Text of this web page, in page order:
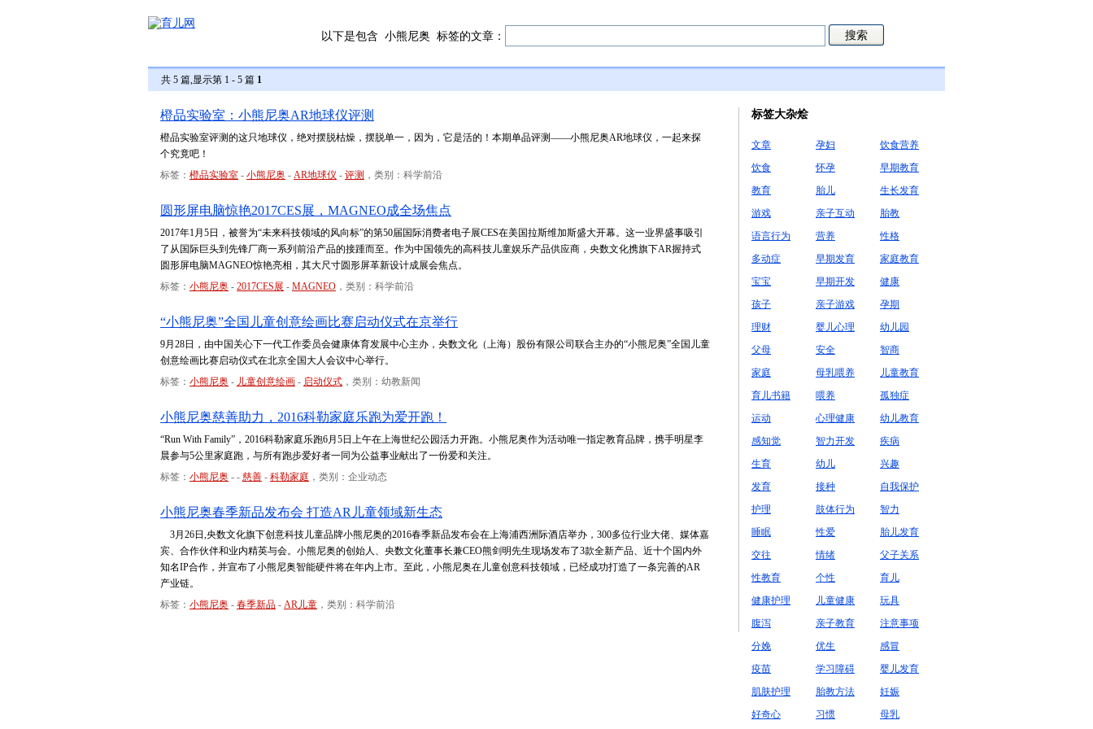
以下是包含 小熊尼奥 标签的文章：
共 5 篇,显示第 1 - 5 篇 1
橙品实验室：小熊尼奥AR地球仪评测
橙品实验室评测的这只地球仪，绝对摆脱枯燥，摆脱单一，因为，它是活的！本期单品评测——小熊尼奥AR地球仪，一起来探
个究竟吧！
标签： 橙品实验室 - 小熊尼奥 - AR地球仪 - 评测 ，类别：科学前沿
圆形屏电脑惊艳2017CES展，MAGNEO成全场焦点
2017年1月5日，被誉为“未来科技领域的风向标”的第50届国际消费者电子展CES在美国拉斯维加斯盛大开幕。这一业界盛事吸引
了从国际巨头到先锋厂商一系列前沿产品的接踵而至。作为中国领先的高科技儿童娱乐产品供应商，央数文化携旗下AR握持式
圆形屏电脑MAGNEO惊艳亮相，其大尺寸圆形屏革新设计成展会焦点。
标签： 小熊尼奥 - 2017CES展 - MAGNEO ，类别：科学前沿
“小熊尼奥”全国儿童创意绘画比赛启动仪式在京举行
9月28日，由中国关心下一代工作委员会健康体育发展中心主办，央数文化（上海）股份有限公司联合主办的“小熊尼奥”全国儿童
创意绘画比赛启动仪式在北京全国大人会议中心举行。
标签： 小熊尼奥 - 儿童创意绘画 - 启动仪式 ，类别：幼教新闻
小熊尼奥慈善助力，2016科勒家庭乐跑为爱开跑！
“Run With Family”，2016科勒家庭乐跑6月5日上午在上海世纪公园活力开跑。小熊尼奥作为活动唯一指定教育品牌，携手明星李
晨参与5公里家庭跑，与所有跑步爱好者一同为公益事业献出了一份爱和关注。
标签： 小熊尼奥 - - 慈善 - 科勒家庭 ，类别：企业动态
小熊尼奥春季新品发布会 打造AR儿童领域新生态
3月26日,央数文化旗下创意科技儿童品牌小熊尼奥的2016春季新品发布会在上海浦西洲际酒店举办，300多位行业大佬、媒体嘉
宾、合作伙伴和业内精英与会。小熊尼奥的创始人、央数文化董事长兼CEO熊剑明先生现场发布了3款全新产品、近十个国内外
知名IP合作，并宣布了小熊尼奥智能硬件将在年内上市。至此，小熊尼奥在儿童创意科技领域，已经成功打造了一条完善的AR
产业链。
标签： 小熊尼奥 - 春季新品 - AR儿童 ，类别：科学前沿
标签大杂烩
文章 孕妇
饮食营养
饮食
怀孕
早期教育
教育
胎儿
生长发育
游戏
亲子互动
胎教
语言行为
营养
性格
多动症
早期发育
家庭教育
宝宝
早期开发
健康
孩子
亲子游戏
孕期
理财
婴儿心理
幼儿园
父母
安全
智商
家庭
母乳喂养
儿童教育
育儿书籍
喂养
孤独症
运动
心理健康
幼儿教育
感知觉
智力开发
疾病
生育
幼儿
兴趣
发育
接种
自我保护
护理
肢体行为
智力
睡眠
性爱
胎儿发育
交往
情绪
父子关系
性教育
个性
育儿
健康护理
儿童健康
玩具
腹泻
亲子教育
注意事项
分娩
优生
感冒
疫苗
学习障碍
婴儿发育
肌肤护理
胎教方法
妊娠
好奇心
习惯 母乳